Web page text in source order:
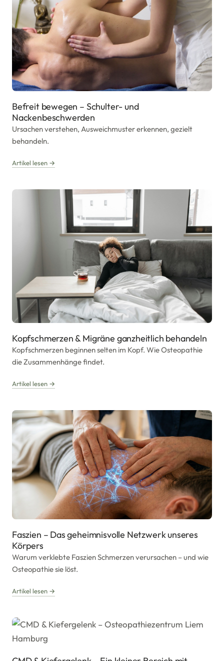
Befreit bewegen – Schulter- und
Nackenbeschwerden
Ursachen verstehen, Ausweichmuster erkennen, gezielt
behandeln.
Artikel lesen →
Kopfschmerzen & Migräne ganzheitlich behandeln
Kopfschmerzen beginnen selten im Kopf. Wie Osteopathie
die Zusammenhänge findet.
Artikel lesen →
Faszien – Das geheimnisvolle Netzwerk unseres
Körpers
Warum verklebte Faszien Schmerzen verursachen – und wie
Osteopathie sie löst.
Artikel lesen →